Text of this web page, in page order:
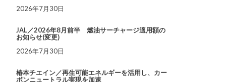
2026年7月30日
JAL／2026年8月前半 燃油サーチャージ適用額の
お知らせ(変更)
2026年7月30日
椿本チエイン／再生可能エネルギーを活用し、カー
ボンニュートラル実現を加速